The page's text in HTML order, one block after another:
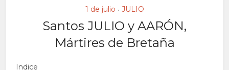
1 de julio • JULIO
Santos JULIO y AARÓN,
Mártires de Bretaña
Indice